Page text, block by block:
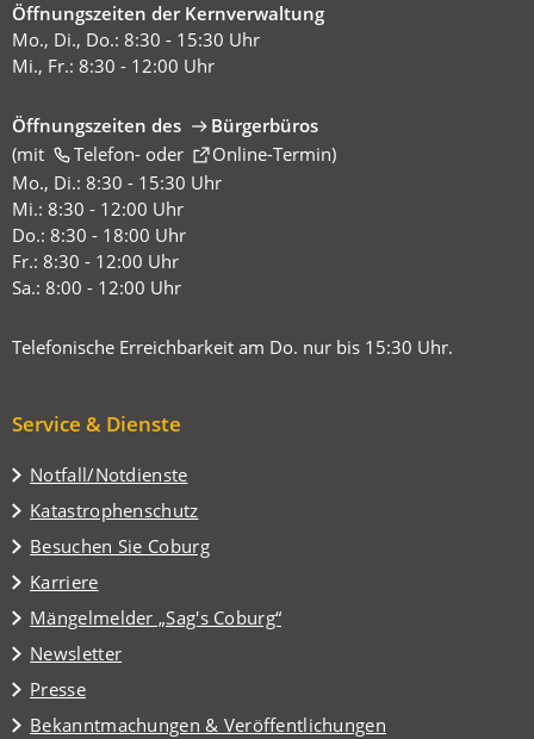
Öffnungszeiten der Kernverwaltung
Mo., Di., Do.: 8:30 - 15:30 Uhr
Mi., Fr.: 8:30 - 12:00 Uhr
Öffnungszeiten des
Bürgerbüros
(mit
Telefon-oder Online-Termin
(Öffnet
in
einem
neuen
Tab)
)
Mo., Di.: 8:30 - 15:30 Uhr
Mi.: 8:30 - 12:00 Uhr
Do.: 8:30 - 18:00 Uhr
Fr.: 8:30 - 12:00 Uhr
Sa.: 8:00 - 12:00 Uhr
Telefonische Erreichbarkeit am Do. nur bis 15:30 Uhr.
Service & Dienste
Notfall/Notdienste
Katastrophenschutz
Besuchen Sie Coburg
(Öffnet
in
einem
neuen
Tab)
Karriere
Mängelmelder „Sag's Coburg“
(Öffnet
in
einem
neuen
Tab)
Newsletter
Presse
Bekanntmachungen & Veröffentlichungen